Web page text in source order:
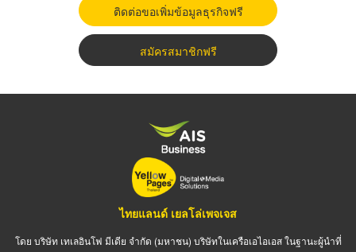
ติดต่อขอเพิ่มข้อมูลธุรกิจฟรี
สมัครสมาชิกฟรี
ไทยแลนด์ เยลโล่เพจเจส
โดย บริษัท เทเลอินโฟ มีเดีย จำกัด (มหาชน) บริษัทในเครือเอไอเอส ในฐานะผู้นำที่